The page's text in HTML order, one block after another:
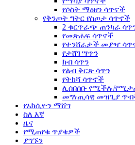
የሶስት ማዕዘን ሳጥኖች
የቅንጦት ግትር የስጦታ ሳጥኖች
2 ቁርጥራጭ ጠንካራ
የመጽሐፍ ሳጥኖች
የተንሸራታች መያዣ
የታሸገ ሣጥን
ክብ ሳጥን
የልብ ቅርጽ ሳጥን
የትከሻ ሳጥኖች
ሊሰበሰቡ የሚችሉ/
መግነጢሳዊ መዝጊያ
የአክሲዮን ማሸግ
ስለ እኛ
ዜና
የሚጠየቁ ጥያቄዎች
ያግኙን